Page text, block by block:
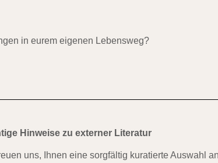
in eurem eigenen Lebensweg?
Hinweise zu externer Literatur
uns, Ihnen eine sorgfältig kuratierte Auswahl